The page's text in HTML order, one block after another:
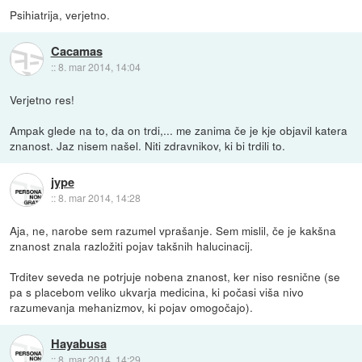
Psihiatrija, verjetno.
Cacamas
::8. mar 2014, 14:04
Verjetno res!
Ampak glede na to, da on trdi,... me zanima če je kje objavil katera
znanost. Jaz nisem našel. Niti zdravnikov, ki bi trdili to.
jype
::8. mar 2014, 14:28
Aja, ne, narobe sem razumel vprašanje. Sem mislil, če je kakšna
znanost znala razložiti pojav takšnih halucinacij.
Trditev seveda ne potrjuje nobena znanost, ker niso resnične (se
pa s placebom veliko ukvarja medicina, ki počasi viša nivo
razumevanja mehanizmov, ki pojav omogočajo).
Hayabusa
::8. mar 2014, 14:29